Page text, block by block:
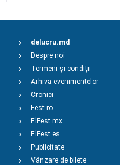
delucru.md
Despre noi
Termeni și condiții
Arhiva evenimentelor
Cronici
Fest.ro
ElFest.mx
ElFest.es
Publicitate
Vânzare de bilete